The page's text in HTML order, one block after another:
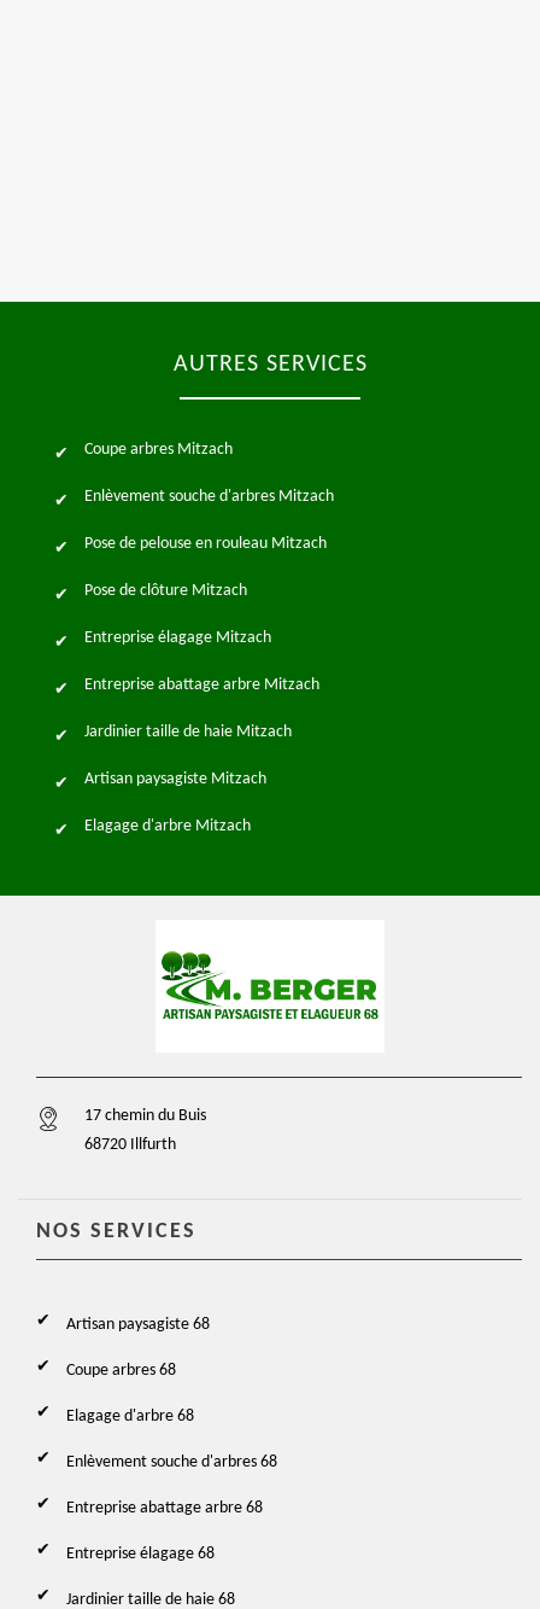
AUTRES SERVICES
Coupe arbres Mitzach
Enlèvement souche d'arbres Mitzach
Pose de pelouse en rouleau Mitzach
Pose de clôture Mitzach
Entreprise élagage Mitzach
Entreprise abattage arbre Mitzach
Jardinier taille de haie Mitzach
Artisan paysagiste Mitzach
Elagage d'arbre Mitzach
17 chemin du Buis
68720 Illfurth
NOS SERVICES
Artisan paysagiste 68
Coupe arbres 68
Elagage d'arbre 68
Enlèvement souche d'arbres 68
Entreprise abattage arbre 68
Entreprise élagage 68
Jardinier taille de haie 68